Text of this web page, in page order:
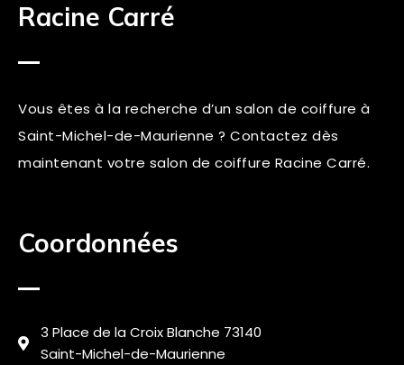
Racine Carré
Vous êtes à la recherche d’un salon de coiffure à
Saint-Michel-de-Maurienne ? Contactez dès
maintenant votre salon de coiffure Racine Carré.
Coordonnées
3 Place de la Croix Blanche 73140
Saint-Michel-de-Maurienne